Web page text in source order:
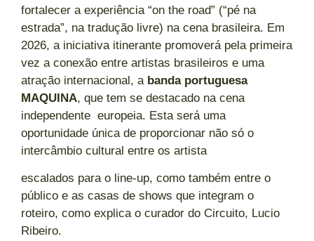
fortalecer a experiência “on the road” (“pé na
estrada”, na tradução livre) na cena brasileira. Em
2026, a iniciativa itinerante promoverá pela primeira
vez a conexão entre artistas brasileiros e uma
atração internacional, a banda portuguesa
MAQUINA, que tem se destacado na cena
independente europeia. Esta será uma
oportunidade única de proporcionar não só o
intercâmbio cultural entre os artista
escalados para o line-up, como também entre o
público e as casas de shows que integram o
roteiro, como explica o curador do Circuito, Lucio
Ribeiro.